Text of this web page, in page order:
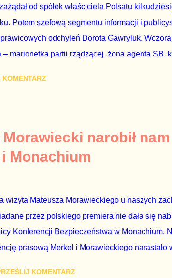
od spółek właściciela Polsatu
Potem szefową segmentu informacji i
odchyleń Dorota Gawryluk.
– marionetka partii rządzącej, żona agenta SB,
do pięt. Smutne, że znowu dał się
bo w 2007 roku też tak się stało. Na kilka
wyborami parlamentarnymi do biur Solorza
a kilka dni później...
KOMENTARZ
narobił
Monachium
wizyta Mateusza Morawieckiego u naszych
przez polskiego premiera nie dała się
Konferencji Bezpieczeństwa w Monachium.
prasową Merkel i Morawieckiego narastało
KOMENTARZ